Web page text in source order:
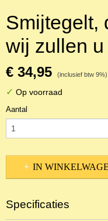
Smijtegelt,
wij zullen
€ 34,95 (inclusief btw 9%)
✓ Op voorraad
Aantal
IN
Specificaties